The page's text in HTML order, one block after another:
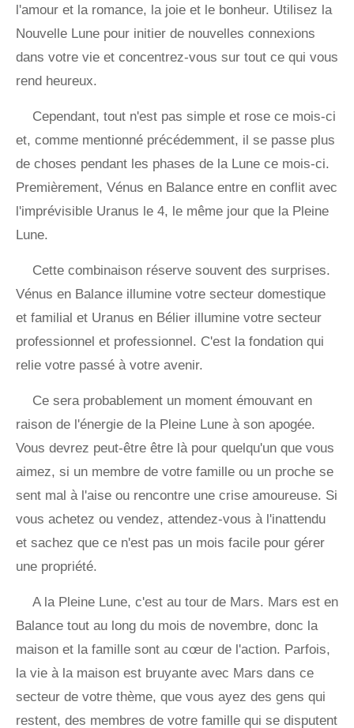
l'amour et la romance, la joie et le bonheur. Utilisez la
Nouvelle Lune pour initier de nouvelles connexions
dans votre vie et concentrez-vous sur tout ce qui vous
rend heureux.
Cependant, tout n'est pas simple et rose ce mois-ci
et, comme mentionné précédemment, il se passe plus
de choses pendant les phases de la Lune ce mois-ci.
Premièrement, Vénus en Balance entre en conflit avec
l'imprévisible Uranus le 4, le même jour que la Pleine
Lune.
Cette combinaison réserve souvent des surprises.
Vénus en Balance illumine votre secteur domestique
et familial et Uranus en Bélier illumine votre secteur
professionnel et professionnel. C'est la fondation qui
relie votre passé à votre avenir.
Ce sera probablement un moment émouvant en
raison de l'énergie de la Pleine Lune à son apogée.
Vous devrez peut-être être là pour quelqu'un que vous
aimez, si un membre de votre famille ou un proche se
sent mal à l'aise ou rencontre une crise amoureuse. Si
vous achetez ou vendez, attendez-vous à l'inattendu
et sachez que ce n'est pas un mois facile pour gérer
une propriété.
A la Pleine Lune, c'est au tour de Mars. Mars est en
Balance tout au long du mois de novembre, donc la
maison et la famille sont au cœur de l'action. Parfois,
la vie à la maison est bruyante avec Mars dans ce
secteur de votre thème, que vous ayez des gens qui
restent, des membres de votre famille qui se disputent